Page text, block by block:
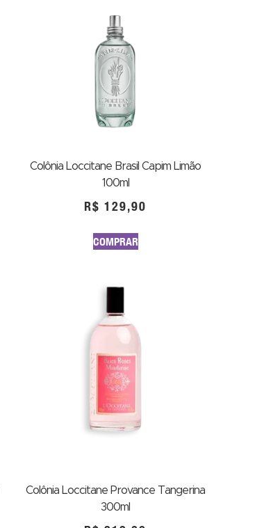
Colônia Loccitane Brasil Capim Limão
100ml
R$ 129,90
COMPRAR
Colônia Loccitane Provance Tangerina
300ml